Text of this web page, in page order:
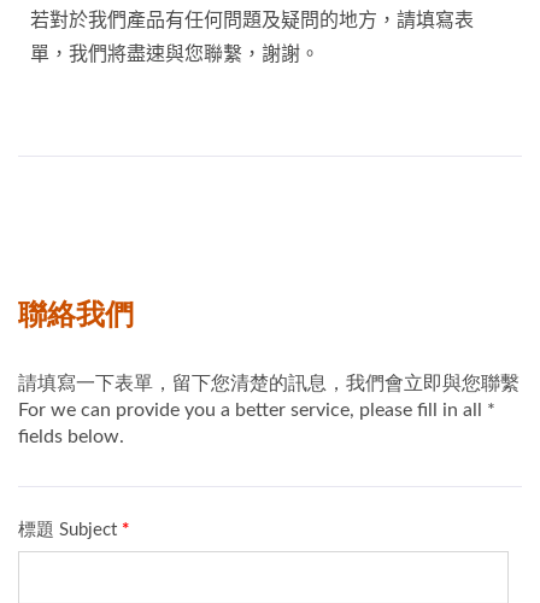
若對於我們產品有任何問題及疑問的地方，請填寫表
單，我們將盡速與您聯繫，謝謝。